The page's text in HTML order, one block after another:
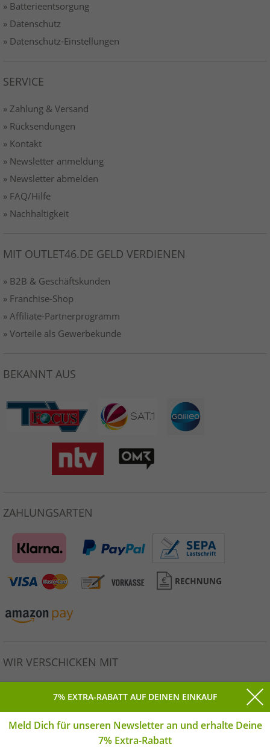
» Batterieentsorgung
» Datenschutz
» Datenschutz-Einstellungen
SERVICE
» Zahlung & Versand
» Rücksendungen
» Kontakt
» Newsletter anmeldung
» Newsletter abmelden
» FAQ/Hilfe
» Nachhaltigkeit
MIT OUTLET46.DE GELD VERDIENEN
» B2B & Geschäftskunden
» Franchise-Shop
» Affiliate-Partnerprogramm
» Vorteile als Gewerbekunde
BEKANNT AUS
ZAHLUNGSARTEN
WIR VERSCHICKEN MIT
Alle Preise inkl. gesetzlicher MwSt. * Unverbindliche
7% EXTRA-RABATT AUF DEINEN EINKAUF
Meld Dich für unseren Newsletter an und erhalte Deine
7% Extra-Rabatt